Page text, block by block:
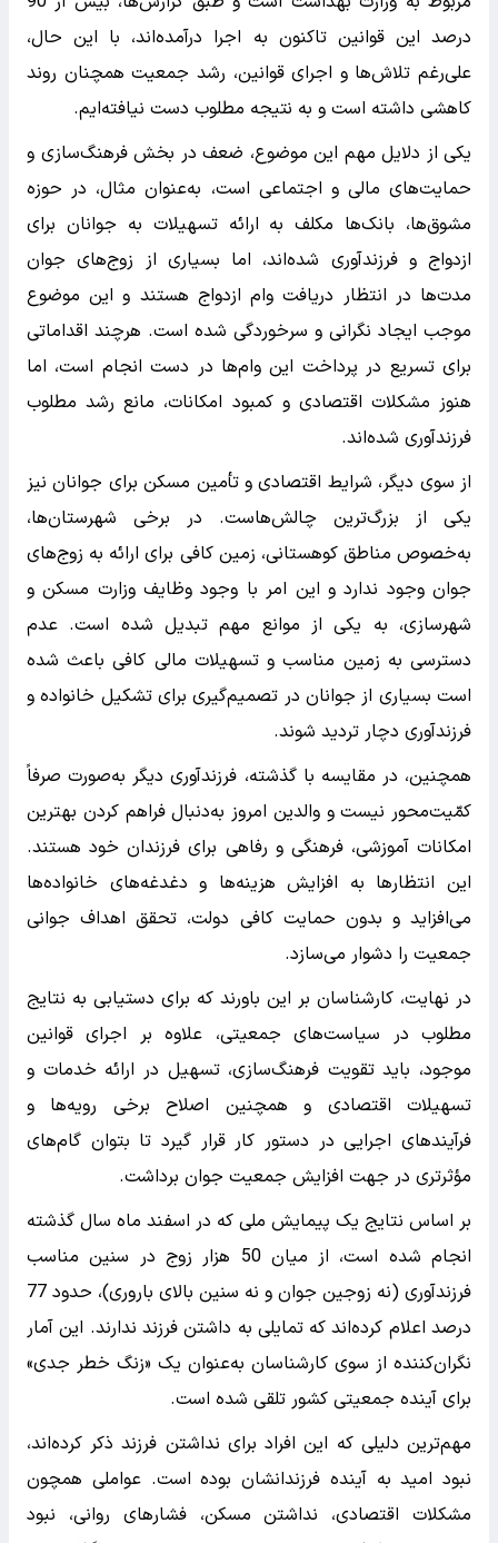
درصد این قوانین تاکنون به اجرا درآمده‌اند، با این حال،
علی‌رغم تلاش‌ها و اجرای قوانین، رشد جمعیت همچنان روند
کاهشی داشته است و به نتیجه مطلوب دست نیافته‌ایم.
یکی از دلایل مهم این موضوع، ضعف در بخش فرهنگ‌سازی و
حمایت‌های مالی و اجتماعی است، به‌عنوان مثال، در حوزه
مشوق‌ها، بانک‌ها مکلف به ارائه تسهیلات به جوانان برای
ازدواج و فرزندآوری شده‌اند، اما بسیاری از زوج‌های جوان
مدت‌ها در انتظار دریافت وام ازدواج هستند و این موضوع
موجب ایجاد نگرانی و سرخوردگی شده است. هرچند اقداماتی
برای تسریع در پرداخت این وام‌ها در دست انجام است، اما
هنوز مشکلات اقتصادی و کمبود امکانات، مانع رشد مطلوب
فرزندآوری شده‌اند.
از سوی دیگر، شرایط اقتصادی و تأمین مسکن برای جوانان نیز
یکی از بزرگ‌ترین چالش‌هاست. در برخی شهرستان‌ها،
به‌خصوص مناطق کوهستانی، زمین کافی برای ارائه به زوج‌های
جوان وجود ندارد و این امر با وجود وظایف وزارت مسکن و
شهرسازی، به یکی از موانع مهم تبدیل شده است. عدم
دسترسی به زمین مناسب و تسهیلات مالی کافی باعث شده
است بسیاری از جوانان در تصمیم‌گیری برای تشکیل خانواده و
فرزندآوری دچار تردید شوند.
همچنین، در مقایسه با گذشته، فرزندآوری دیگر به‌صورت صرفاً
کمّیت‌محور نیست و والدین امروز به‌دنبال فراهم کردن بهترین
امکانات آموزشی، فرهنگی و رفاهی برای فرزندان خود هستند.
این انتظارها به افزایش هزینه‌ها و دغدغه‌های خانواده‌ها
می‌افزاید و بدون حمایت کافی دولت، تحقق اهداف جوانی
جمعیت را دشوار می‌سازد.
در نهایت، کارشناسان بر این باورند که برای دستیابی به نتایج
مطلوب در سیاست‌های جمعیتی، علاوه بر اجرای قوانین
موجود، باید تقویت فرهنگ‌سازی، تسهیل در ارائه خدمات و
تسهیلات اقتصادی و همچنین اصلاح برخی رویه‌ها و
فرآیندهای اجرایی در دستور کار قرار گیرد تا بتوان گام‌های
مؤثرتری در جهت افزایش جمعیت جوان برداشت.
بر اساس نتایج یک پیمایش ملی که در اسفند ماه سال گذشته
انجام شده است، از میان 50 هزار زوج در سنین مناسب
فرزندآوری (نه زوجین جوان و نه سنین بالای باروری)، حدود 77
درصد اعلام کرده‌اند که تمایلی به داشتن فرزند ندارند. این آمار
نگران‌کننده از سوی کارشناسان به‌عنوان یک «زنگ خطر جدی»
برای آینده جمعیتی کشور تلقی شده است.
مهم‌ترین دلیلی که این افراد برای نداشتن فرزند ذکر کرده‌اند،
نبود امید به آینده فرزندانشان بوده است. عواملی همچون
مشکلات اقتصادی، نداشتن مسکن، فشارهای روانی، نبود